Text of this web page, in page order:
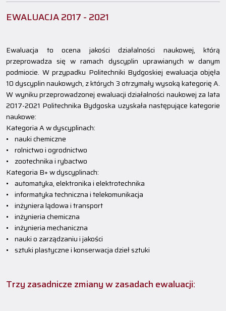
EWALUACJA 2017 - 2021
Ewaluacja to ocena jakości działalności naukowej, którą
przeprowadza się w ramach dyscyplin uprawianych w danym
podmiocie. W przypadku Politechniki Bydgoskiej ewaluacja objęła
10 dyscyplin naukowych, z których 3 otrzymały wysoką kategorię A.
W wyniku przeprowadzonej ewaluacji działalności naukowej za lata
2017-2021 Politechnika Bydgoska uzyskała następujące kategorie
naukowe:
Kategoria A w dyscyplinach:
• nauki chemiczne
• rolnictwo i ogrodnictwo
• zootechnika i rybactwo
Kategoria B+ w dyscyplinach:
• automatyka, elektronika i elektrotechnika
• informatyka techniczna i telekomunikacja
• inżyniera lądowa i transport
• inżynieria chemiczna
• inżynieria mechaniczna
• nauki o zarządzaniu i jakości
• sztuki plastyczne i konserwacja dzieł sztuki
Trzy zasadnicze zmiany w zasadach ewaluacji: